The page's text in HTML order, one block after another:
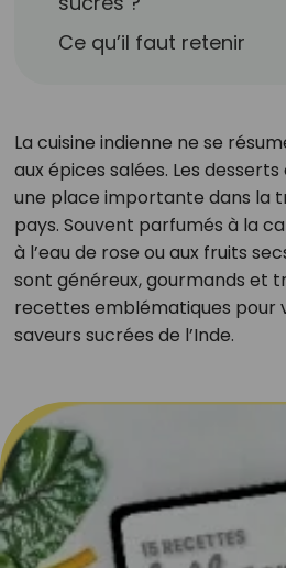
Ce qu’il faut retenir
La cuisine indienne ne se
aux épices salées. Les
une place importante dans la
pays. Souvent parfumés à la
à l’eau de rose ou aux fruits
sont généreux, gourmands et
recettes emblématiques pour
saveurs sucrées de l’Inde.